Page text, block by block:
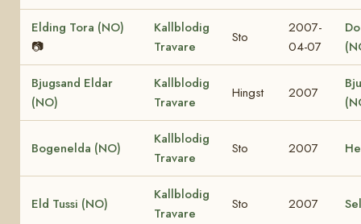
Elding Tora (NO)
📷
Kallblodig
Travare
Sto
2007-
04-07
Bjugsand Eldar
(NO)
Kallblodig
Travare
Hingst 2007
Bogenelda (NO)
Kallblodig
Travare
Sto 2007
Eld Tussi (NO)
Kallblodig
Travare
Sto 2007